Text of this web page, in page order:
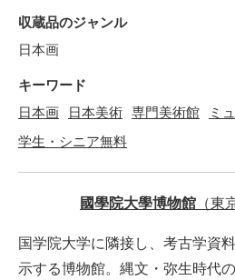
収蔵品のジャンル
日本画
キーワード
日本画
日本美術 専門美術館
ミ
学生・シニア無料
國學院大學博物館 （東
国学院大学に隣接し、考古学資
示する博物館。縄文・弥生時代